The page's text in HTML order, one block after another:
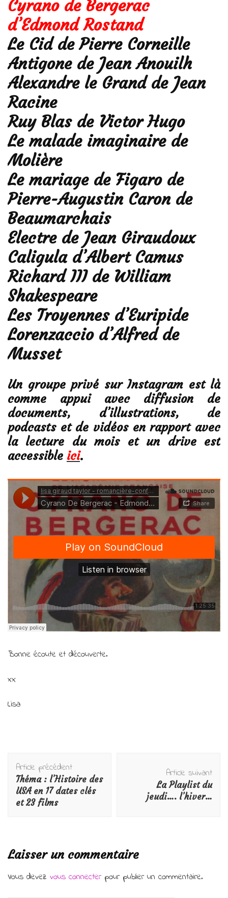
par
Rostand
Cyrano de Bergerac
d’Edmond Rostand
Le Cid de Pierre Corneille
Antigone de Jean Anouilh
Alexandre le Grand de Jean
Racine
Ruy Blas de Victor Hugo
Le malade imaginaire de
Molière
Le mariage de Figaro de
Pierre-Augustin Caron de
Beaumarchais
Electre de Jean Giraudoux
Caligula d’Albert Camus
Richard III de William
Shakespeare
Les Troyennes d’Euripide
Lorenzaccio d’Alfred de
Musset
Un groupe privé sur Instagram est là
comme appui avec diffusion de
documents, d’illustrations, de
podcasts et de vidéos en rapport avec
la lecture du mois et un drive est
accessible ici.
Bonne écoute et découverte.
xx
Lisa
Navigation
d'article
Article précédent
Théma : l’Histoire des
USA en 17 dates clés
et 23 films
Article suivant
La Playlist du
jeudi…. l’hiver…
Laisser un commentaire
Vous devez vous connecterpour publier un commentaire.